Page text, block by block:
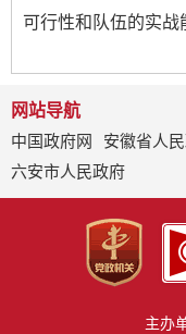
可行性和队伍的实战
网站导航
中国政府网
安徽省人
六安市人民政府
主办